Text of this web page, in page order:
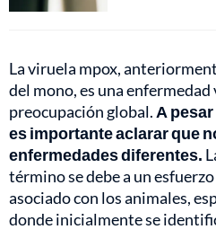
La viruela mpox,
del mono, es una
preocupación global. A
es importante aclarar que
enfermedades diferentes.
término se debe a un
asociado con los animales,
donde inicialmente se